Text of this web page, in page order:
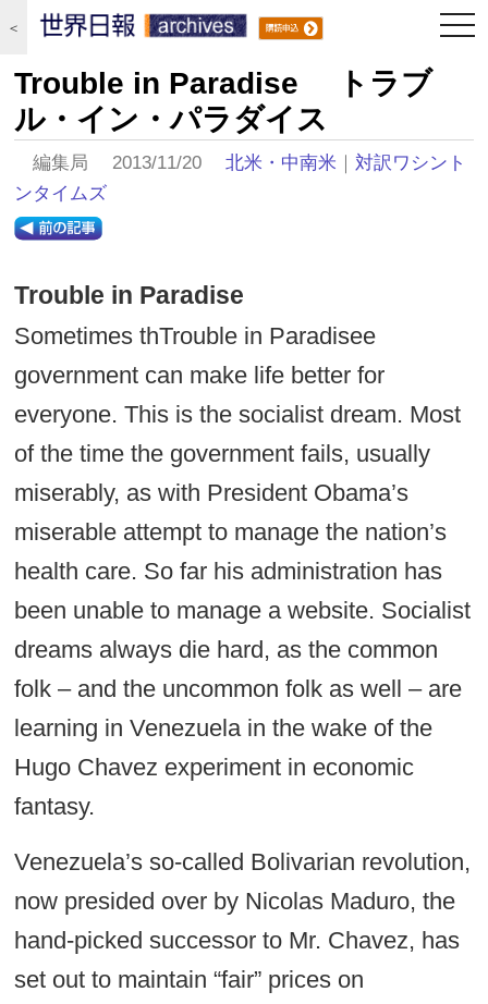
＜
Trouble in Paradise トラブ
ル・イン・パラダイス
編集局 2013/11/20北米・中南米 ｜対訳ワシント
ンタイムズ
Trouble in Paradise
Sometimes thTrouble in Paradisee
government can make life better for
everyone. This is the socialist dream. Most
of the time the government fails, usually
miserably, as with President Obama’s
miserable attempt to manage the nation’s
health care. So far his administration has
been unable to manage a website. Socialist
dreams always die hard, as the common
folk – and the uncommon folk as well – are
learning in Venezuela in the wake of the
Hugo Chavez experiment in economic
fantasy.
Venezuela’s so-called Bolivarian revolution,
now presided over by Nicolas Maduro, the
hand-picked successor to Mr. Chavez, has
set out to maintain “fair” prices on